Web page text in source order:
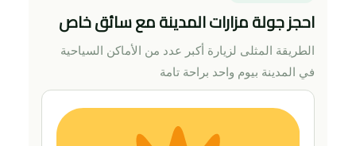
احجز جولة مزارات المدينة مع سائق خاص
الطريقة المثلى لزيارة أكبر عدد من الأماكن السياحية
في المدينة بيوم واحد براحة تامة